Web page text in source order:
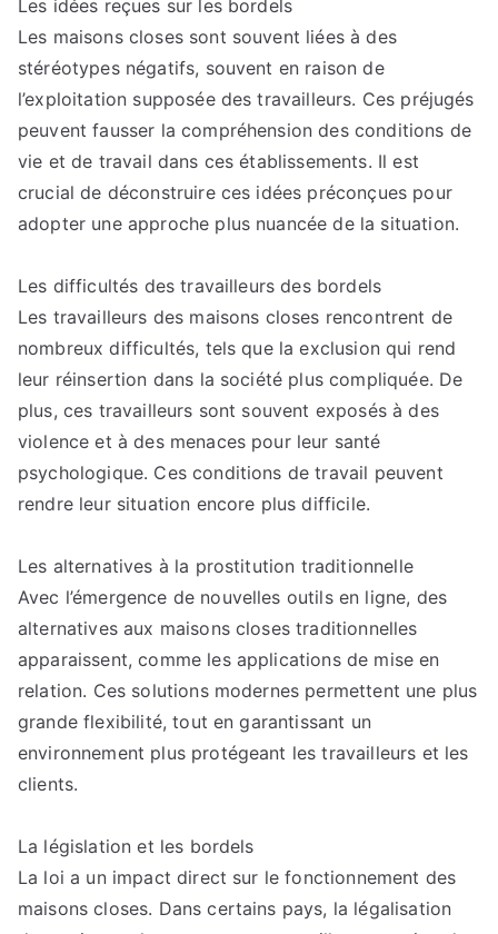
Les idées reçues sur les bordels
Les maisons closes sont souvent liées à des
stéréotypes négatifs, souvent en raison de
l’exploitation supposée des travailleurs. Ces préjugés
peuvent fausser la compréhension des conditions de
vie et de travail dans ces établissements. Il est
crucial de déconstruire ces idées préconçues pour
adopter une approche plus nuancée de la situation.
Les difficultés des travailleurs des bordels
Les travailleurs des maisons closes rencontrent de
nombreux difficultés, tels que la exclusion qui rend
leur réinsertion dans la société plus compliquée. De
plus, ces travailleurs sont souvent exposés à des
violence et à des menaces pour leur santé
psychologique. Ces conditions de travail peuvent
rendre leur situation encore plus difficile.
Les alternatives à la prostitution traditionnelle
Avec l’émergence de nouvelles outils en ligne, des
alternatives aux maisons closes traditionnelles
apparaissent, comme les applications de mise en
relation. Ces solutions modernes permettent une plus
grande flexibilité, tout en garantissant un
environnement plus protégeant les travailleurs et les
clients.
La législation et les bordels
La loi a un impact direct sur le fonctionnement des
maisons closes. Dans certains pays, la légalisation